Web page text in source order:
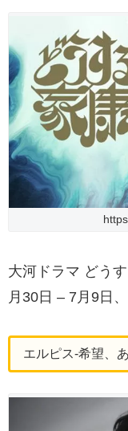
大河ドラマ どう
月30日 – 7月9日
エルピス-希望、